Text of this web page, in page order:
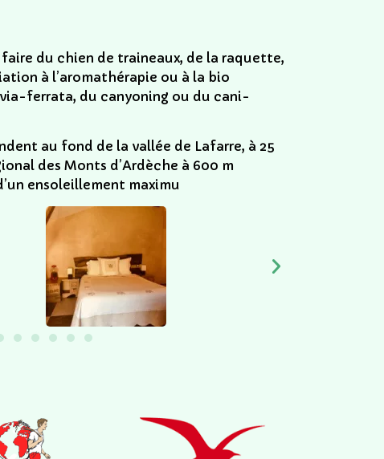
faire du chien de traineaux, de la raquette,
à l’aromathérapie ou à la bio
ferrata, du canyoning ou du cani-
au fond de la vallée de Lafarre, à 25
des Monts d’Ardèche à 600 m
ensoleillement maximu